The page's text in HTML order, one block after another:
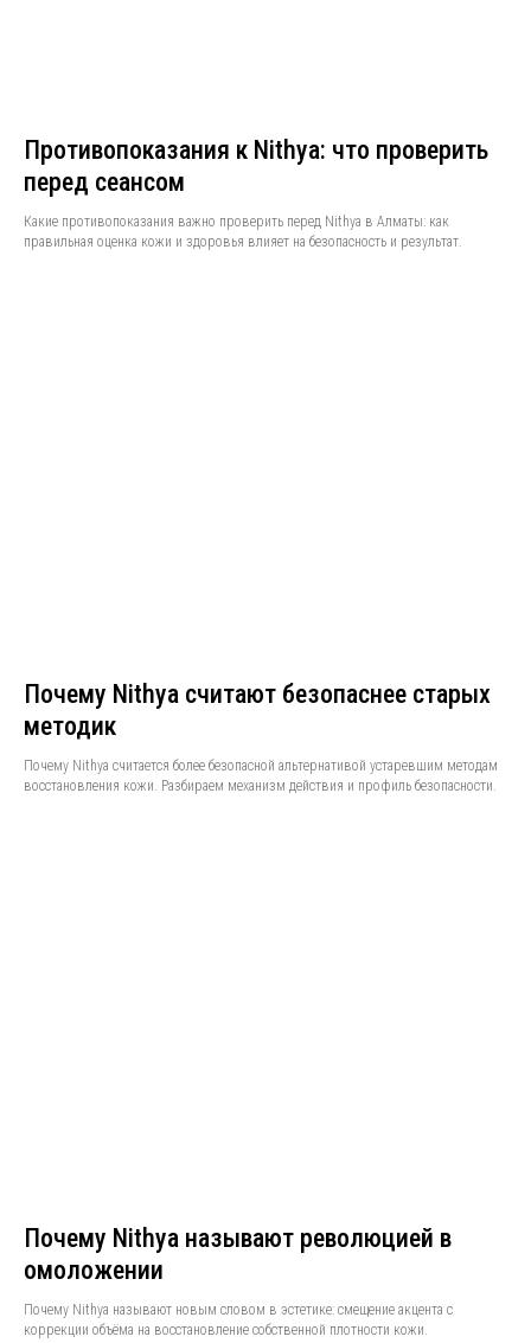
Противопоказания к Nithya: что проверить
перед сеансом
Какие противопоказания важно проверить перед Nithya в Алматы: как
правильная оценка кожи и здоровья влияет на безопасность и результат.
Почему Nithya считают безопаснее старых
методик
Почему Nithya считается более безопасной альтернативой устаревшим методам
восстановления кожи. Разбираем механизм действия и профиль безопасности.
Почему Nithya называют революцией в
омоложении
Почему Nithya называют новым словом в эстетике: смещение акцента с
коррекции объёма на восстановление собственной плотности кожи.